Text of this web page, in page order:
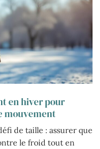
en hiver pour
mouvement
de taille : assurer que
le froid tout en